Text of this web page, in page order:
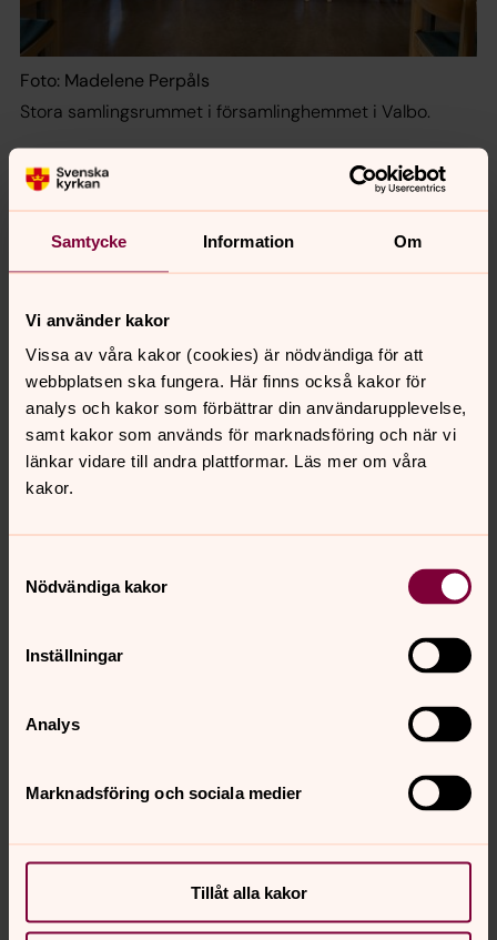
Samtycke Information Om
Vi använder kakor
Vissa av våra kakor (cookies) är nödvändiga för att
webbplatsen ska fungera. Här finns också kakor för
analys och kakor som förbättrar din användarupplevelse,
samt kakor som används för marknadsföring och när vi
länkar vidare till andra plattformar. Läs mer om våra
kakor.
Nödvändiga kakor
Inställningar
Analys
Marknadsföring och sociala medier
Tillåt alla kakor
Foto: Madelene Perpåls
Stora samlingsrummet i församlinghemmet i Valbo.
Valbo kyrka, församlingshem
och Mikaelsgården
Maila:valbohedesunda.bokning@svenskakyrkan.se
eller ring pastorsexpeditionen 026-19 73 19
Max antal besökare
Valbo kyrka, 300 personer
Sockenstugan, 20 personer
Församlingshemmet, 50 personer
Mikaelsgården, stora salen, 80 personer
Valbo kyrka, Sockenstugan och Valbo
Valbovägen 3, 818 33 VALBO
Mikaelsgården, Sofiedalsvägen 4, 818 30 VALBO
Senast ändrad 11 juli 2023
Synpunkter eller frågor på sidans
innehåll?